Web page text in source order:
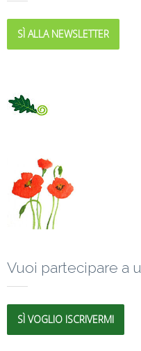
SÌ ALLA NEWSLETTER
Vuoi partecipare a
SÌ VOGLIO ISCRIVERMI